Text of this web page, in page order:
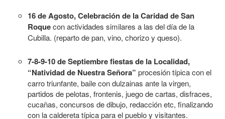
16 de Agosto, Celebración de la Caridad de San
Roquecon actividades similares a las del día de la
Cubilla. (reparto de pan, vino, chorizo y queso).
7-8-9-10 de Septiembre fiestas de la Localidad,
“Natividad de Nuestra Señora” procesión típica con el
carro triunfante, baile con dulzainas ante la virgen,
partidos de pelotas, frontenis, juego de cartas, disfraces,
cucañas, concursos de dibujo, redacción etc, finalizando
con la caldereta típica para el pueblo y visitantes.